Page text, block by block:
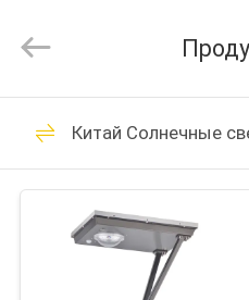
ДОМ
ПРОДУКТЫ
LIGHTING
LIMITED.
Reserved.
Света
СИД
Китай Солнечные